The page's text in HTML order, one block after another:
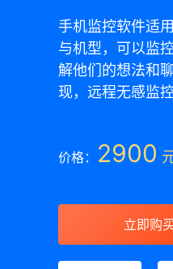
手机监控软件适
与机型，可以监
解他们的想法和
现，远程无感监
价格： 2900
立即购